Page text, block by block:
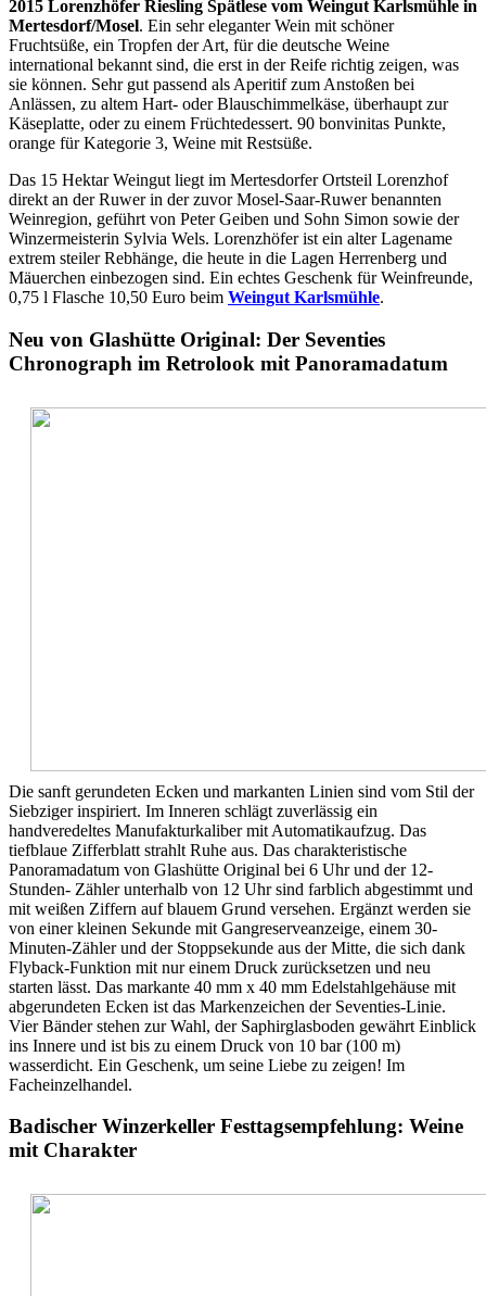
2015 Lorenzhöfer Riesling Spätlese vom Weingut Karlsmühle in
Mertesdorf/Mosel. Ein sehr eleganter Wein mit schöner
Fruchtsüße, ein Tropfen der Art, für die deutsche Weine
international bekannt sind, die erst in der Reife richtig zeigen, was
sie können. Sehr gut passend als Aperitif zum Anstoßen bei
Anlässen, zu altem Hart- oder Blauschimmelkäse, überhaupt zur
Käseplatte, oder zu einem Früchtedessert. 90 bonvinitas Punkte,
orange für Kategorie 3, Weine mit Restsüße.
Das 15 Hektar Weingut liegt im Mertesdorfer Ortsteil Lorenzhof
direkt an der Ruwer in der zuvor Mosel-Saar-Ruwer benannten
Weinregion, geführt von Peter Geiben und Sohn Simon sowie der
Winzermeisterin Sylvia Wels. Lorenzhöfer ist ein alter Lagename
extrem steiler Rebhänge, die heute in die Lagen Herrenberg und
Mäuerchen einbezogen sind. Ein echtes Geschenk für Weinfreunde,
0,75 l Flasche 10,50 Euro beim Weingut Karlsmühle.
Neu von Glashütte Original: Der Seventies
Chronograph im Retrolook mit Panoramadatum
Die sanft gerundeten Ecken und markanten Linien sind vom Stil der
Siebziger inspiriert. Im Inneren schlägt zuverlässig ein
handveredeltes Manufakturkaliber mit Automatikaufzug. Das
tiefblaue Zifferblatt strahlt Ruhe aus. Das charakteristische
Panoramadatum von Glashütte Original bei 6 Uhr und der 12-
Stunden- Zähler unterhalb von 12 Uhr sind farblich abgestimmt und
mit weißen Ziffern auf blauem Grund versehen. Ergänzt werden sie
von einer kleinen Sekunde mit Gangreserveanzeige, einem 30-
Minuten-Zähler und der Stoppsekunde aus der Mitte, die sich dank
Flyback-Funktion mit nur einem Druck zurücksetzen und neu
starten lässt. Das markante 40 mm x 40 mm Edelstahlgehäuse mit
abgerundeten Ecken ist das Markenzeichen der Seventies-Linie.
Vier Bänder stehen zur Wahl, der Saphirglasboden gewährt Einblick
ins Innere und ist bis zu einem Druck von 10 bar (100 m)
wasserdicht. Ein Geschenk, um seine Liebe zu zeigen! Im
Facheinzelhandel.
Badischer Winzerkeller Festtagsempfehlung: Weine
mit Charakter